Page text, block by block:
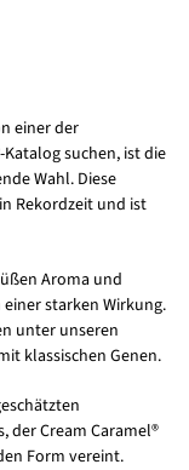
einer der
suchen, ist die
Wahl. Diese
Rekordzeit und ist
Aroma und
starken Wirkung.
unter unseren
klassischen Genen.
der Cream Caramel®
Form vereint.